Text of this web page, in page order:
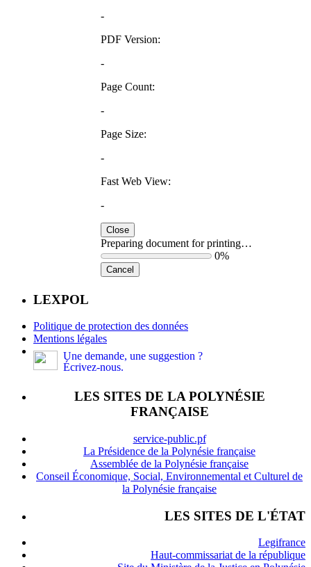
-
PDF Version:
-
Page Count:
-
Page Size:
-
Fast Web View:
-
Close
Preparing document for printing…
0%
Cancel
LEXPOL
Politique de protection des données
Mentions légales
Une demande, une suggestion ?
Écrivez-nous.
LES SITES DE LA POLYNÉSIE
FRANÇAISE
service-public.pf
La Présidence de la Polynésie française
Assemblée de la Polynésie française
Conseil Économique, Social, Environnemental et Culturel de
la Polynésie française
LES SITES DE L'ÉTAT
Legifrance
Haut-commissariat de la république